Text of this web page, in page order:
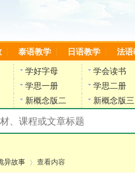
泰语教学 日语教学 法语
学好字母
学会读书
学思一册
学思二册
新概念版二 新概念版三
异故事 查看内容